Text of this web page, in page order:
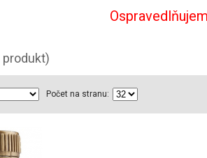
produkt)
Počet na stranu: